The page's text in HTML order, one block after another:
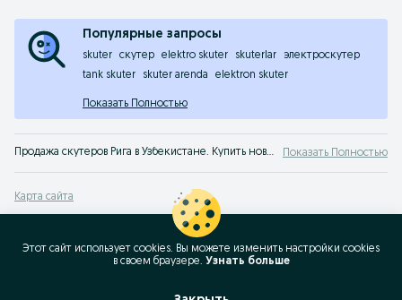
Популярные запросы
skuter скутер elektro skuter skuterlar
электроскутер
tank skuter
skuter arenda elektron skuter
Показать Полностью
Продажа скутеров Рига в Узбекистане. Купить новый или б/у мопед по доступной цене. Широкий выбор скутеров и мопедов Рига на сервисе OLX.uz. Показать Полностью
Карта сайта
Карта бизнес-страницы
Популярные запросы
Этот сайт использует cookies. Вы можете изменить настройки cookies
в своeм браузере. Узнать больше